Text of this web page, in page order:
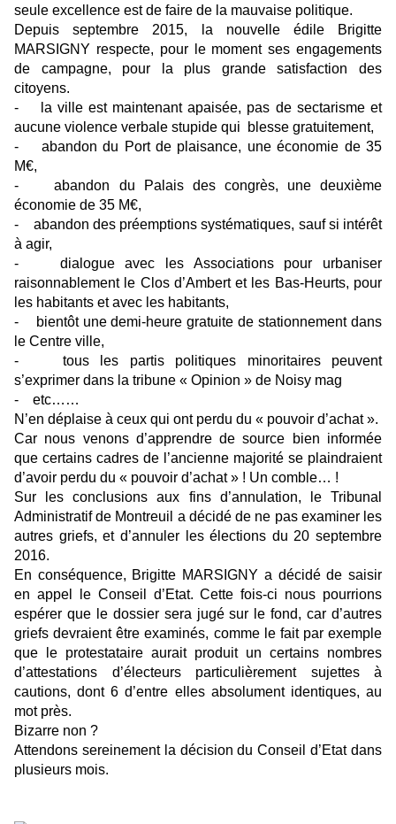
seule excellence est de faire de la mauvaise politique.
Depuis septembre 2015, la nouvelle édile Brigitte
MARSIGNY respecte, pour le moment ses engagements
de campagne, pour la plus grande satisfaction des
citoyens.
- la ville est maintenant apaisée, pas de sectarisme et
aucune violence verbale stupide qui blesse gratuitement,
- abandon du Port de plaisance, une économie de 35
M€,
- abandon du Palais des congrès, une deuxième
économie de 35 M€,
- abandon des préemptions systématiques, sauf si intérêt
à agir,
- dialogue avec les Associations pour urbaniser
raisonnablement le Clos d’Ambert et les Bas-Heurts, pour
les habitants et avec les habitants,
- bientôt une demi-heure gratuite de stationnement dans
le Centre ville,
- tous les partis politiques minoritaires peuvent
s’exprimer dans la tribune « Opinion » de Noisy mag
- etc……
N’en déplaise à ceux qui ont perdu du « pouvoir d’achat ».
Car nous venons d’apprendre de source bien informée
que certains cadres de l’ancienne majorité se plaindraient
d’avoir perdu du « pouvoir d’achat » ! Un comble… !
Sur les conclusions aux fins d’annulation, le Tribunal
Administratif de Montreuil a décidé de ne pas examiner les
autres griefs, et d’annuler les élections du 20 septembre
2016.
En conséquence, Brigitte MARSIGNY a décidé de saisir
en appel le Conseil d’Etat. Cette fois-ci nous pourrions
espérer que le dossier sera jugé sur le fond, car d’autres
griefs devraient être examinés, comme le fait par exemple
que le protestataire aurait produit un certains nombres
d’attestations d’électeurs particulièrement sujettes à
cautions, dont 6 d’entre elles absolument identiques, au
mot près.
Bizarre non ?
Attendons sereinement la décision du Conseil d’Etat dans
plusieurs mois.